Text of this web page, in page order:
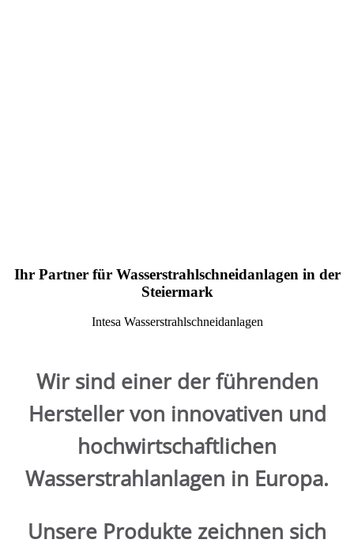
Ihr Partner für Wasserstrahlschneidanlagen in der
Steiermark
Intesa Wasserstrahlschneidanlagen
Wir sind einer der führenden
Hersteller von innovativen und
hochwirtschaftlichen
Wasserstrahlanlagen in Europa.
Unsere Produkte zeichnen sich